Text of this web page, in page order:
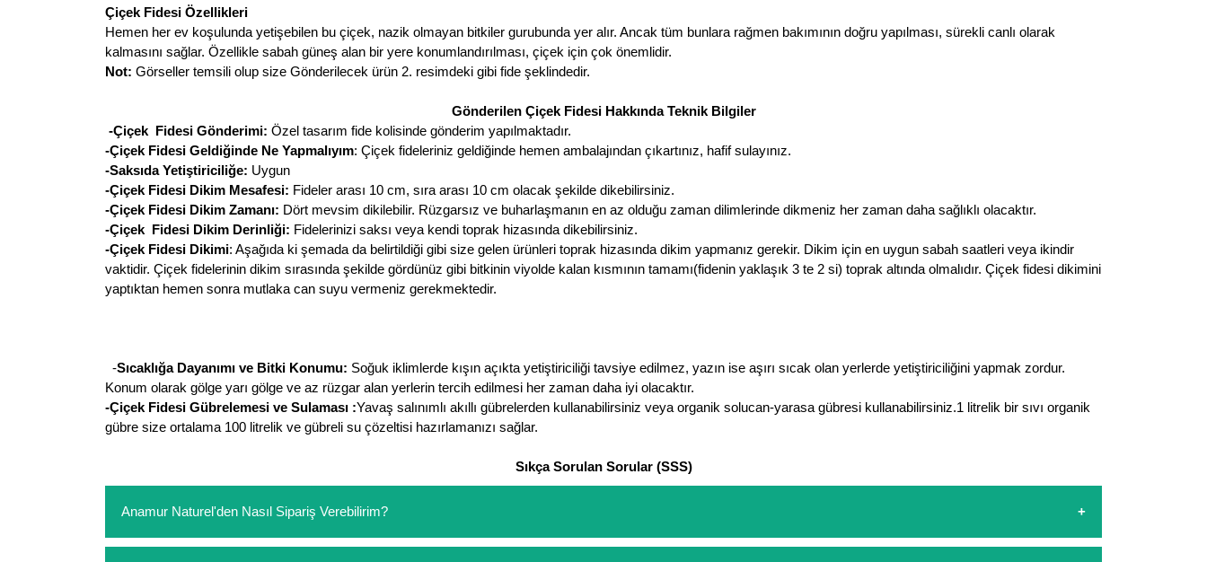
Çiçek Fidesi Özellikleri
Hemen her ev koşulunda yetişebilen bu çiçek, nazik olmayan bitkiler gurubunda yer alır. Ancak tüm bunlara rağmen bakımının doğru yapılması, sürekli canlı olarak
kalmasını sağlar. Özellikle sabah güneş alan bir yere konumlandırılması, çiçek için çok önemlidir.
Not: Görseller temsili olup size Gönderilecek ürün 2. resimdeki gibi fide şeklindedir.
Gönderilen Çiçek Fidesi Hakkında Teknik Bilgiler
-Çiçek Fidesi Gönderimi: Özel tasarım fide kolisinde gönderim yapılmaktadır.
-Çiçek Fidesi Geldiğinde Ne Yapmalıyım: Çiçek fideleriniz geldiğinde hemen ambalajından çıkartınız, hafif sulayınız.
-Saksıda Yetiştiriciliğe: Uygun
-Çiçek Fidesi Dikim Mesafesi: Fideler arası 10 cm, sıra arası 10 cm olacak şekilde dikebilirsiniz.
-Çiçek Fidesi Dikim Zamanı: Dört mevsim dikilebilir. Rüzgarsız ve buharlaşmanın en az olduğu zaman dilimlerinde dikmeniz her zaman daha sağlıklı olacaktır.
-Çiçek Fidesi Dikim Derinliği: Fidelerinizi saksı veya kendi toprak hizasında dikebilirsiniz.
-Çiçek Fidesi Dikimi: Aşağıda ki şemada da belirtildiği gibi size gelen ürünleri toprak hizasında dikim yapmanız gerekir. Dikim için en uygun sabah saatleri veya ikindir
vaktidir. Çiçek fidelerinin dikim sırasında şekilde gördünüz gibi bitkinin viyolde kalan kısmının tamamı(fidenin yaklaşık 3 te 2 si) toprak altında olmalıdır. Çiçek fidesi dikimini
yaptıktan hemen sonra mutlaka can suyu vermeniz gerekmektedir.
-Sıcaklığa Dayanımı ve Bitki Konumu: Soğuk iklimlerde kışın açıkta yetiştiriciliği tavsiye edilmez, yazın ise aşırı sıcak olan yerlerde yetiştiriciliğini yapmak zordur.
Konum olarak gölge yarı gölge ve az rüzgar alan yerlerin tercih edilmesi her zaman daha iyi olacaktır.
-Çiçek Fidesi Gübrelemesi ve Sulaması :Yavaş salınımlı akıllı gübrelerden kullanabilirsiniz veya organik solucan-yarasa gübresi kullanabilirsiniz.1 litrelik bir sıvı organik
gübre size ortalama 100 litrelik ve gübreli su çözeltisi hazırlamanızı sağlar.
Sıkça Sorulan Sorular (SSS)
Anamur Naturel'den Nasıl Sipariş Verebilirim?